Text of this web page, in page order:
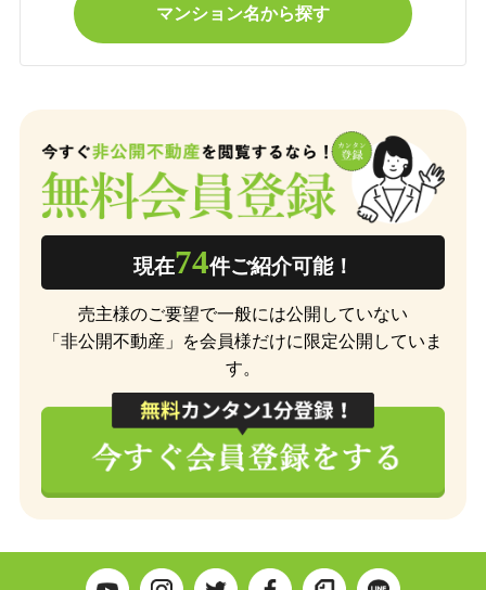
マンション名から探す
現在74件ご紹介可能！
売主様のご要望で一般には公開していない
「非公開不動産」を会員様だけに限定公開していま
す。